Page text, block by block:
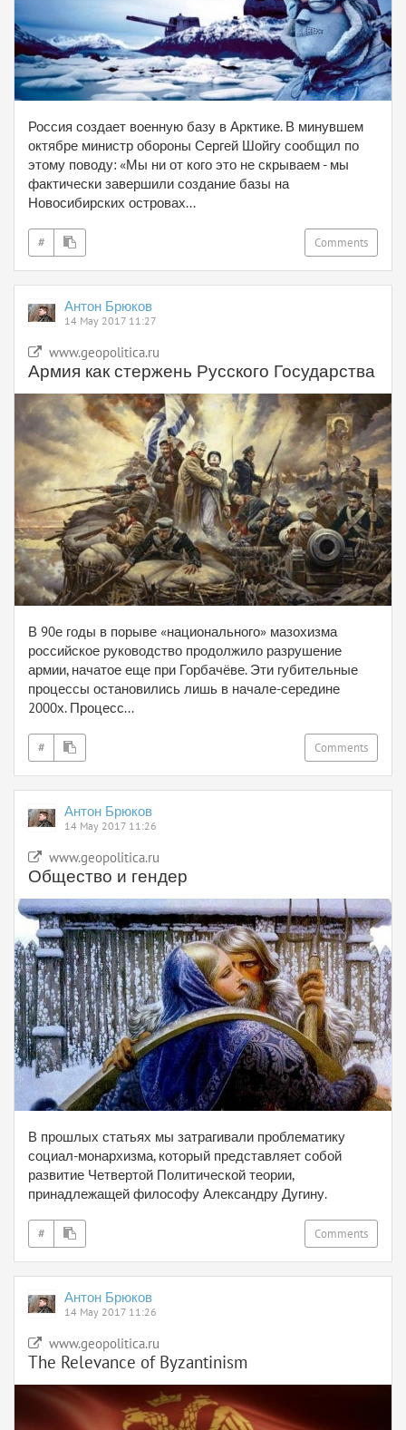
Россия создает военную базу в Арктике. В минувшем
октябре министр обороны Сергей Шойгу сообщил по
этому поводу: «Мы ни от кого это не скрываем - мы
фактически завершили создание базы на
Новосибирских островах...
# Comments
Антон Брюков
14 May 2017 11:27
www.geopolitica.ru
Армия как стержень Русского Государства
В 90е годы в порыве «национального» мазохизма
российское руководство продолжило разрушение
армии, начатое еще при Горбачёве. Эти губительные
процессы остановились лишь в начале-середине
2000х. Процесс...
# Comments
Антон Брюков
14 May 2017 11:26
www.geopolitica.ru
Общество и гендер
В прошлых статьях мы затрагивали проблематику
социал-монархизма, который представляет собой
развитие Четвертой Политической теории,
принадлежащей философу Александру Дугину.
# Comments
Антон Брюков
14 May 2017 11:26
www.geopolitica.ru
The Relevance of Byzantinism